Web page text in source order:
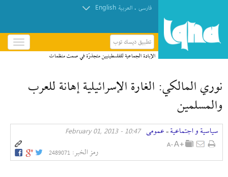
فارسی . العربیة English
تطبيق ديسك توب
باز
و
الإبادة الجماعية للفلسطينيين متجذرّة في صمت منظمات
نوري المالكي: الغارة الإسرائيلية إهانة للعرب
والمسلمين
سیاسیة و اجتماعیة » عمومی 10:47 - February 01, 2013
رمز الخبر: 2489071